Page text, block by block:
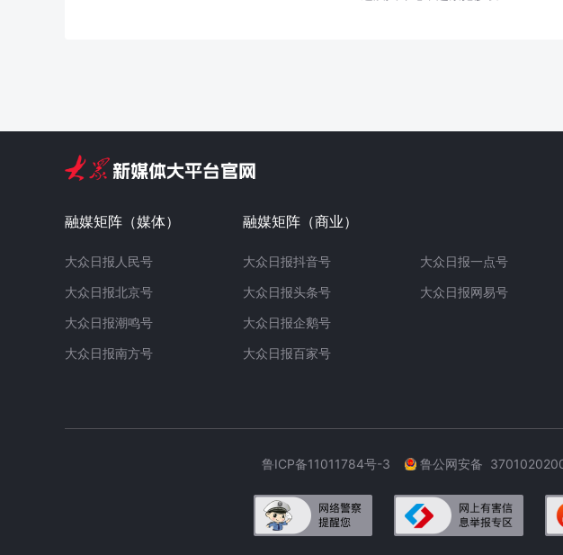
融媒矩阵（媒体）
大众日报人民号
大众日报北京号
大众日报潮鸣号
大众日报南方号
融媒矩阵（商业）
大众日报抖音号
大众日报头条号
大众日报企鹅号
大众日报百家号
大众日报一点号
大众日报网易号
鲁ICP备11011784号-3 鲁公网安备